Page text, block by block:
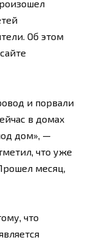
Об этом
и порвали
в домах
дом», —
что уже
месяц,
что